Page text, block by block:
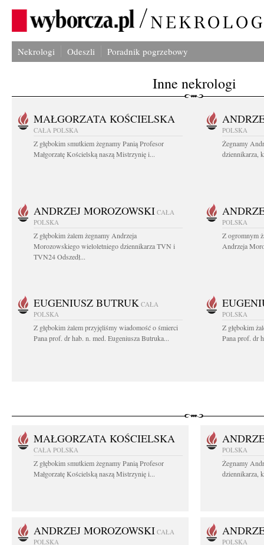
Nekrologi Odeszli Poradnik pogrzebowy
Inne nekrologi
MAŁGORZATA KOŚCIELSKA
CAŁA POLSKA
Z głębokim smutkiem żegnamy Panią Profesor
Małgorzatę Kościelską naszą Mistrzynię i...
POLSKA
Żegnamy
dziennikarza,
ANDRZEJ MOROZOWSKI CAŁA
POLSKA
Z głębokim żalem żegnamy Andrzeja
Morozowskiego wieloletniego dziennikarza TVN i
TVN24 Odszedł...
POLSKA
Z ogromnym
Andrzeja
EUGENIUSZ BUTRUK CAŁA
POLSKA
Z głębokim żalem przyjęliśmy wiadomość o śmierci
Pana prof. dr hab. n. med. Eugeniusza Butruka...
POLSKA
Z głębokim
Pana prof. dr
MAŁGORZATA KOŚCIELSKA
CAŁA POLSKA
Z głębokim smutkiem żegnamy Panią Profesor
Małgorzatę Kościelską naszą Mistrzynię i...
POLSKA
Żegnamy
dziennikarza,
ANDRZEJ MOROZOWSKI CAŁA
POLSKA
POLSKA